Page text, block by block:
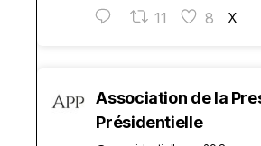
11 8 X
Association de la
Présidentielle